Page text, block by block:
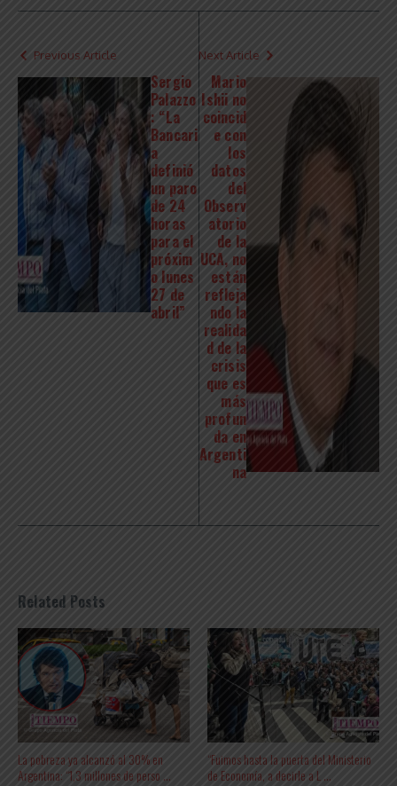
Previous Article
Sergio
Palazzo
: “La
Bancari
a
definió
un paro
de 24
horas
para el
próxim
o lunes
27 de
abril”
Next Article
Mario
Ishii no
coincid
e con
los
datos
del
Observ
atorio
de la
UCA, no
están
refleja
ndo la
realida
d de la
crisis
que es
más
profun
da en
Argenti
na
Related Posts
La pobreza ya alcanzó al 30% en
Argentina: “1,3 millones de perso ...
“Fuimos hasta la puerta del Ministerio
de Economía, a decirle a L ...